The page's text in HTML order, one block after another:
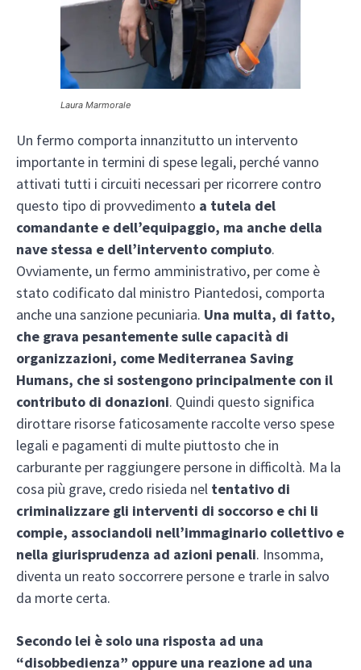
Laura Marmorale
Un fermo comporta innanzitutto un intervento
importante in termini di spese legali, perché vanno
attivati tutti i circuiti necessari per ricorrere contro
questo tipo di provvedimento a tutela del
comandante e dell’equipaggio, ma anche della
nave stessa e dell’intervento compiuto.
Ovviamente, un fermo amministrativo, per come è
stato codificato dal ministro Piantedosi, comporta
anche una sanzione pecuniaria. Una multa, di fatto,
che grava pesantemente sulle capacità di
organizzazioni, come Mediterranea Saving
Humans, che si sostengono principalmente con il
contributo di donazioni. Quindi questo significa
dirottare risorse faticosamente raccolte verso spese
legali e pagamenti di multe piuttosto che in
carburante per raggiungere persone in difficoltà. Ma la
cosa più grave, credo risieda nel tentativo di
criminalizzare gli interventi di soccorso e chi li
compie, associandoli nell’immaginario collettivo e
nella giurisprudenza ad azioni penali. Insomma,
diventa un reato soccorrere persone e trarle in salvo
da morte certa.
Secondo lei è solo una risposta ad una
“disobbedienza” oppure una reazione ad una